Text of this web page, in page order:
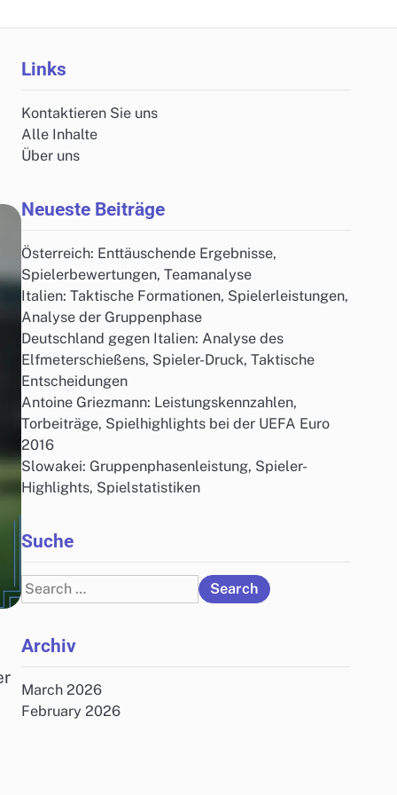
Links
Kontaktieren Sie uns
Alle Inhalte
Über uns
Neueste Beiträge
Österreich: Enttäuschende Ergebnisse,
Spielerbewertungen, Teamanalyse
Italien: Taktische Formationen, Spielerleistungen,
Analyse der Gruppenphase
Deutschland gegen Italien: Analyse des
Elfmeterschießens, Spieler-Druck, Taktische
Entscheidungen
Antoine Griezmann: Leistungskennzahlen,
Torbeiträge, Spielhighlights bei der UEFA Euro
2016
Slowakei: Gruppenphasenleistung, Spieler-
Highlights, Spielstatistiken
Suche
Search
for:
Archiv
March 2026
February 2026